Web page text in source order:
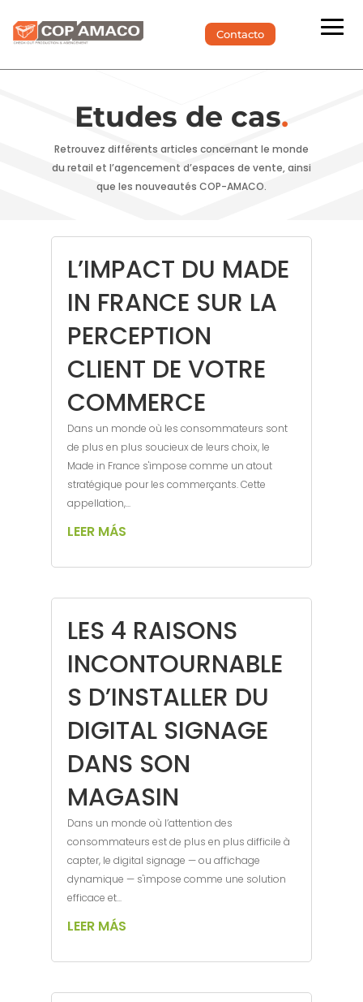
Contacto
Etudes de cas.
Retrouvez différents articles concernant le monde
du retail et l’agencement d’espaces de vente, ainsi
que les nouveautés COP-AMACO.
L’IMPACT DU MADE
IN FRANCE SUR LA
PERCEPTION
CLIENT DE VOTRE
COMMERCE
Dans un monde où les consommateurs sont
de plus en plus soucieux de leurs choix, le
Made in France s'impose comme un atout
stratégique pour les commerçants. Cette
appellation,...
LEER MÁS
LES 4 RAISONS
INCONTOURNABLE
S D’INSTALLER DU
DIGITAL SIGNAGE
DANS SON
MAGASIN
Dans un monde où l’attention des
consommateurs est de plus en plus difficile à
capter, le digital signage — ou affichage
dynamique — s'impose comme une solution
efficace et...
LEER MÁS